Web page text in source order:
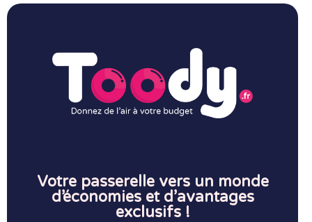
Votre passerelle vers un monde
d’économies et d’avantages
exclusifs !